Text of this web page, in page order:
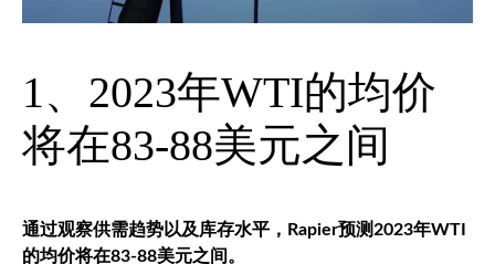
1、2023年WTI的均价
将在83-88美元之间
通过观察供需趋势以及库存水平，Rapier预测2023年WTI
的均价将在83-88美元之间。